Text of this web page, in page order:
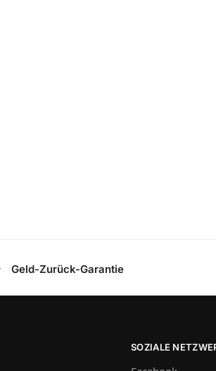
Geld-Zurück-Garantie
SOZIALE